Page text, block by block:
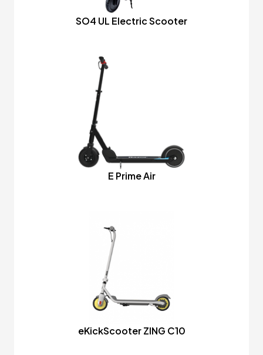
SO4 UL Electric Scooter
E Prime Air
eKickScooter ZING C10